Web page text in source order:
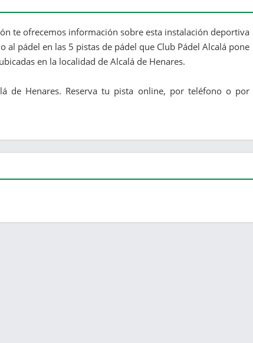
te ofrecemos información sobre esta instalación deportiva
pádel en las 5 pistas de pádel que Club Pádel Alcalá pone
en la localidad de Alcalá de Henares.
de Henares. Reserva tu pista online, por teléfono o por